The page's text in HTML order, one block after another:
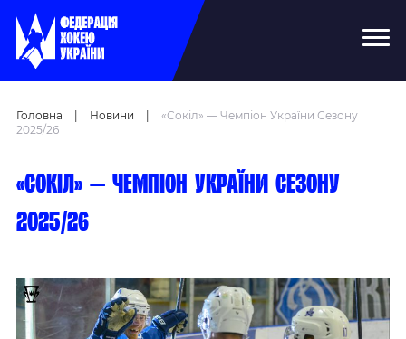
Головна Новини
«Сокіл» — Чемпіон України Сезону
2025/26
«Сокіл» — чемпіон України сезону
2025/26